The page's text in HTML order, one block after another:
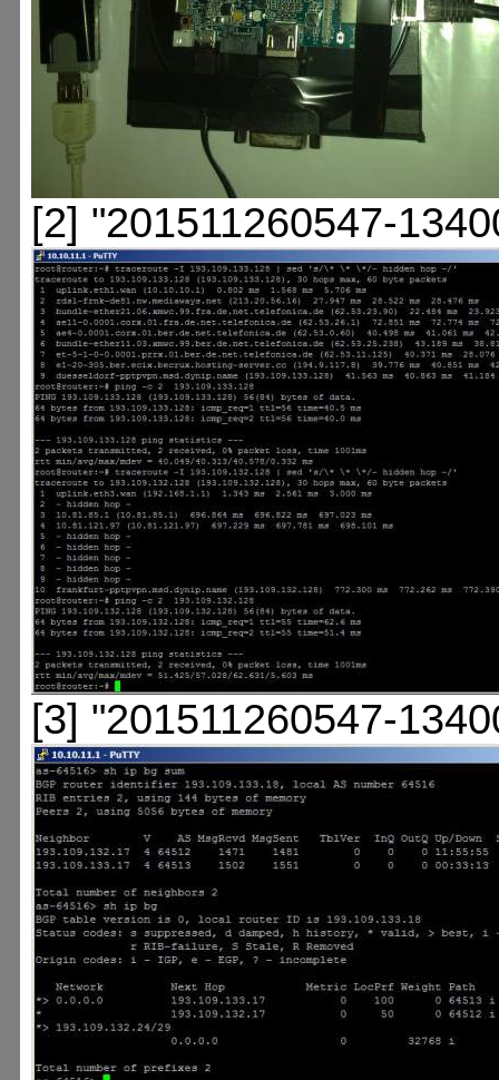
[2] "201511260547-
[3] "201511260547-